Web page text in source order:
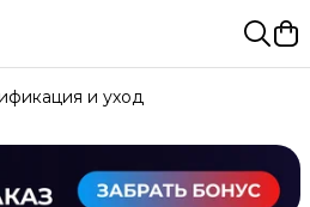
и уход